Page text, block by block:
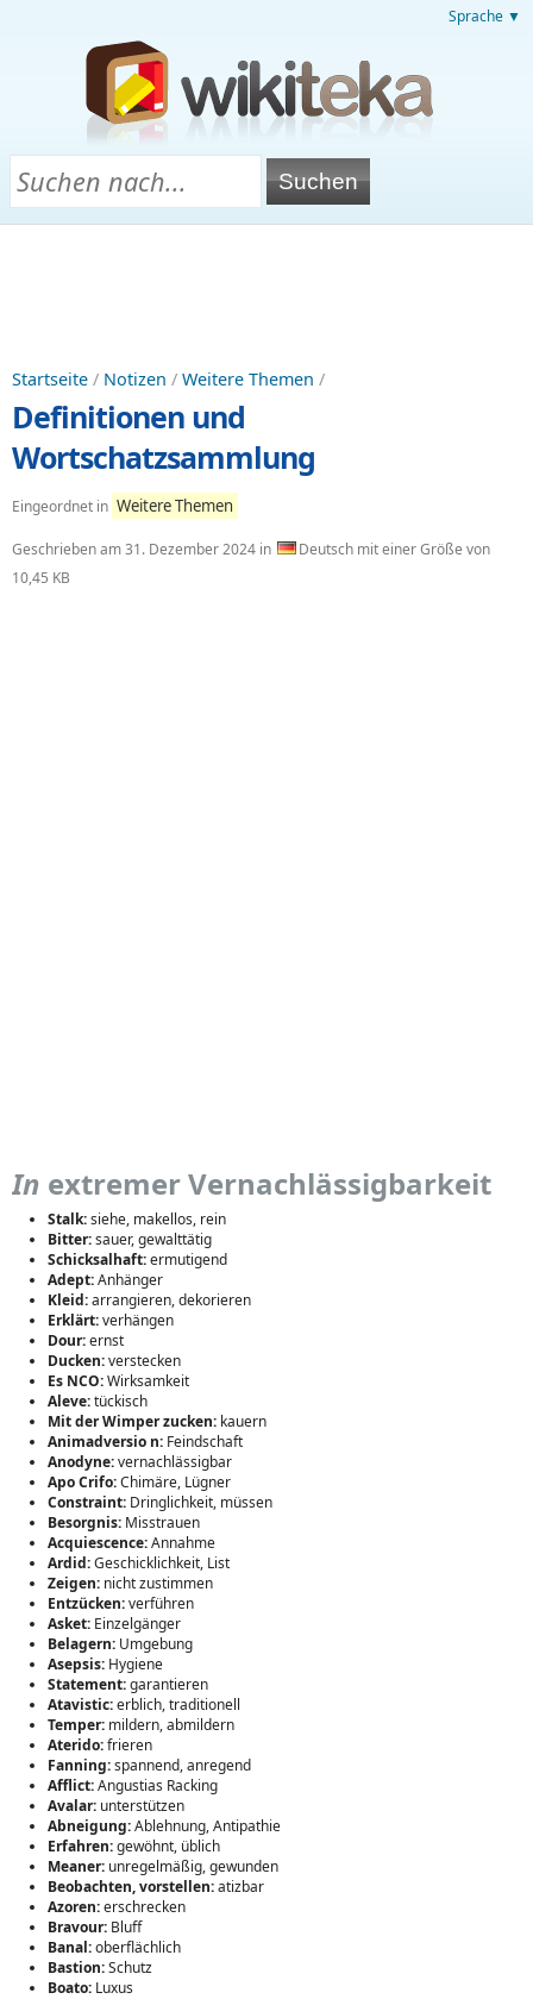
Sprache ▼
Startseite / Notizen / Weitere Themen /
Definitionen und
Wortschatzsammlung
Eingeordnet in Weitere Themen
Geschrieben am31. Dezember 2024 in
Deutsch mit einer Größe von
10,45 KB
In extremer Vernachlässigbarkeit
Stalk:siehe, makellos, rein
Bitter:sauer, gewalttätig
Schicksalhaft:ermutigend
Adept:Anhänger
Kleid:arrangieren, dekorieren
Erklärt:verhängen
Dour:ernst
Ducken:verstecken
Es NCO:Wirksamkeit
Aleve:tückisch
Mit der Wimper zucken: kauern
Animadversio n: Feindschaft
Anodyne:vernachlässigbar
Apo Crifo:Chimäre, Lügner
Constraint: Dringlichkeit, müssen
Besorgnis: Misstrauen
Acquiescence:Annahme
Ardid:Geschicklichkeit, List
Zeigen: nicht zustimmen
Entzücken:verführen
Asket: Einzelgänger
Belagern: Umgebung
Asepsis: Hygiene
Statement:garantieren
Atavistic:erblich, traditionell
Temper: mildern, abmildern
Aterido:frieren
Fanning:spannend, anregend
Afflict:Angustias Racking
Avalar: unterstützen
Abneigung:Ablehnung, Antipathie
Erfahren:gewöhnt, üblich
Meaner: unregelmäßig, gewunden
Beobachten, vorstellen:atizbar
Azoren:erschrecken
Bravour: Bluff
Banal:oberflächlich
Bastion:Schutz
Boato: Luxus